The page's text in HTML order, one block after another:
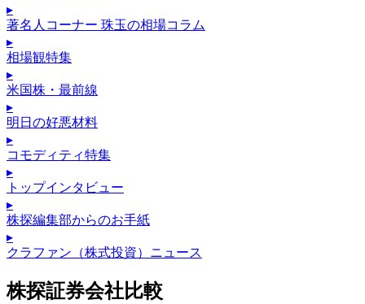
▸
著名人コーナー 珠玉の相場コラム
▸
相場観特集
▸
米国株・最前線
▸
明日の好悪材料
▸
コモディティ特集
▸
トップインタビュー
▸
株探編集部からのお手紙
▸
クラファン（株式投資）ニュース
株探証券会社比較